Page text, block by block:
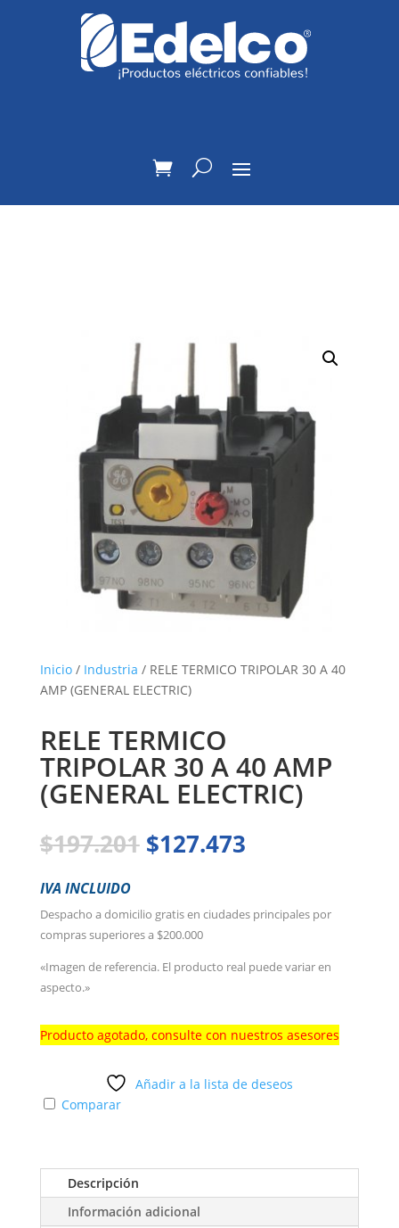
Inicio/ Industria / RELE TERMICO TRIPOLAR 30 A 40
AMP (GENERAL ELECTRIC)
RELE TERMICO
TRIPOLAR 30 A 40 AMP
(GENERAL ELECTRIC)
$197.201 El
precio
era:
$197.201.
$127.473El
es:
$127.473.
IVA INCLUIDO
Despacho a domicilio gratis en ciudades principales por
compras superiores a $200.000
«Imagen de referencia. El producto real puede variar en
aspecto.»
Producto agotado, consulte con nuestros asesores
Añadir a la lista de deseos
Comparar
Descripción
Información adicional